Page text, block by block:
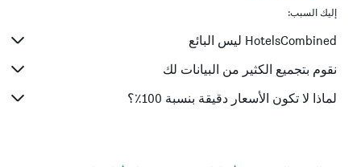
إليك السبب:
HotelsCombined ليس البائع
نقوم بتجميع الكثير من البيانات لك
لماذا لا تكون الأسعار دقيقة بنسبة 100٪؟